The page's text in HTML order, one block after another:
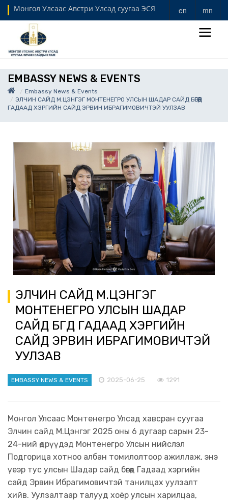
Монгол Улсаас Австри Улсад суугаа ЭСЯ en mn
EMBASSY NEWS & EVENTS
Embassy News & Events
ЭЛЧИН САЙД М.ЦЭНГЭГ МОНТЕНЕГРО УЛСЫН ШАДАР САЙД БӨГӨӨД
ГАДААД ХЭРГИЙН САЙД ЭРВИН ИБРАГИМОВИЧТЭЙ УУЛЗАВ
ЭЛЧИН САЙД М.ЦЭНГЭГ
МОНТЕНЕГРО УЛСЫН ШАДАР
САЙД БӨГӨӨД ГАДААД ХЭРГИЙН
САЙД ЭРВИН ИБРАГИМОВИЧТЭЙ
УУЛЗАВ
EMBASSY NEWS & EVENTS 2025-06-25 1291
Монгол Улсаас Монтенегро Улсад хавсран суугаа
Элчин сайд М.Цэнгэг 2025 оны 6 дугаар сарын 23-
24-ний өдрүүдэд Монтенегро Улсын нийслэл
Подгорица хотноо албан томилолтоор ажиллаж, энэ
үеэр тус улсын Шадар сайд бөгөөд Гадаад хэргийн
сайд Эрвин Ибрагимовичтэй танилцах уулзалт
хийв. Уулзалтаар талууд хоёр улсын харилцаа,